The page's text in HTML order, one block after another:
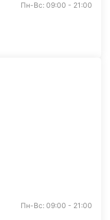
Пн-Вс: 09:00 - 21:00
Пн-Вс: 09:00 - 21:00